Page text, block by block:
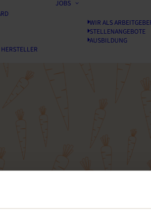
JOBS
WIR ALS
STELLENANGEBOTE
AUSBILDUNG